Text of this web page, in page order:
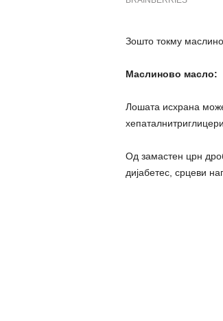
Зошто токму
Маслиново масло:
Лошата исхрана
Од замастен црн
дијабетес, срцеви